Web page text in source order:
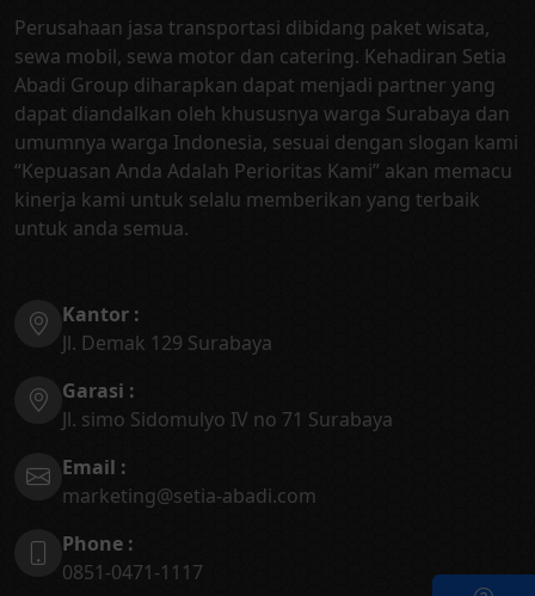
Perusahaan jasa transportasi dibidang paket wisata,
sewa mobil, sewa motor dan catering. Kehadiran Setia
Abadi Group diharapkan dapat menjadi partner yang
dapat diandalkan oleh khususnya warga Surabaya dan
umumnya warga Indonesia, sesuai dengan slogan kami
“Kepuasan Anda Adalah Perioritas Kami” akan memacu
kinerja kami untuk selalu memberikan yang terbaik
untuk anda semua.
Kantor :
Jl. Demak 129 Surabaya
Garasi :
Jl. simo Sidomulyo IV no 71 Surabaya
Email :
marketing@setia-abadi.com
Phone :
0851-0471-1117